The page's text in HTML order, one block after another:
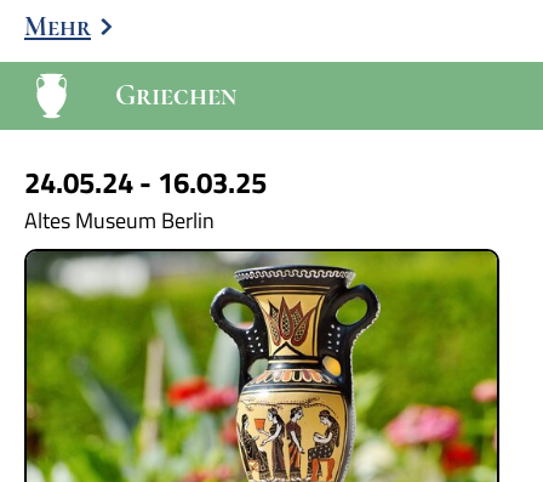
Mehr
Griechen
24.05.24 - 16.03.25
Altes Museum Berlin